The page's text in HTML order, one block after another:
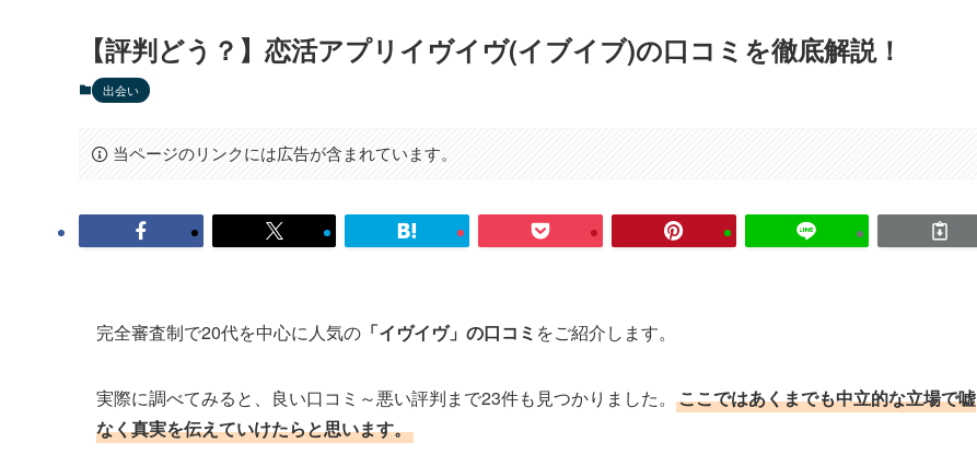
【評判どう？】恋活アプリイヴイヴ(イブイブ)の口コミを徹底解説！
出会い
当ページのリンクには広告が含まれています。
完全審査制で20代を中心に人気の 「イヴイヴ」の口コミ をご紹介します。
実際に調べてみると、良い口コミ～悪い評判まで23件も見つかりました。 ここではあくまでも中立的な立場で嘘
なく真実を伝えていけたらと思います。